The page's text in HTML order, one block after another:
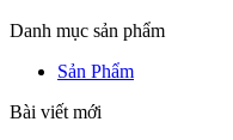
Danh mục sản phẩm
Sản Phẩm
Bài viết mới